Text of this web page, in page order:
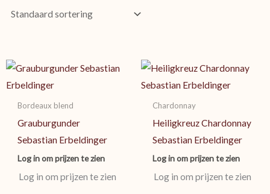
Bordeaux blend
Grauburgunder
Sebastian Erbeldinger
Log in om prijzen te zien
Log in om prijzen te zien
Chardonnay
Heiligkreuz Chardonnay
Sebastian Erbeldinger
Log in om prijzen te zien
Log in om prijzen te zien